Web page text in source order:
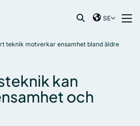
SE
France
Netherlands
Norway
teknik motverkar ensamhet bland äldre
kan
och